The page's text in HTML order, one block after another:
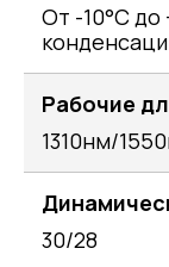
От -10°C до
Рабочие
1310нм/
30/28